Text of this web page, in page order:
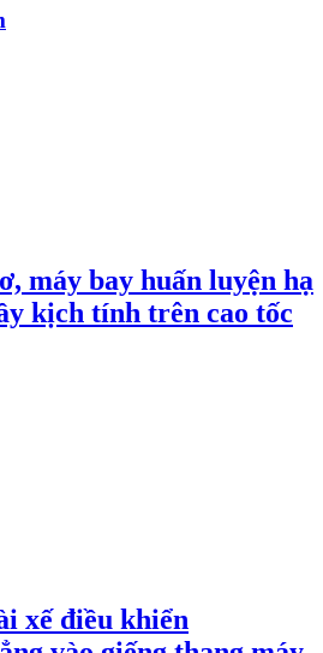
máy bay huấn luyện hạ
kịch tính trên cao tốc
xế điều khiển